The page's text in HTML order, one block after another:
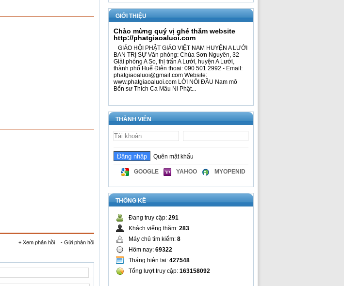
+ Xem phản hồi - Gửi phản hồi
GIỚI THIỆU
Chào mừng quý vị ghé thăm website
http://phatgiaoaluoi.com
GIÁO HỘI PHẬT GIÁO VIỆT NAM HUYỆN A LƯỚI
BAN TRỊ SỰ Văn phòng: Chùa Sơn Nguyên, 32
Giải phóng A So, thị trấn A Lưới, huyện A Lưới,
thành phố Huế Điện thoại: 090 501 2992 - Email:
phatgiaoaluoi@gmail.com Website:
www.phatgiaoaluoi.com LỜI NÓI ĐẦU Nam mô
Bổn sư Thích Ca Mâu Ni Phật...
THÀNH VIÊN
Quên mật khẩu
GOOGLE YAHOO MYOPENID
THỐNG KÊ
Đang truy cập: 291
Khách viếng thăm: 283
Máy chủ tìm kiếm: 8
Hôm nay: 69322
Tháng hiện tại: 427548
Tổng lượt truy cập: 163158092